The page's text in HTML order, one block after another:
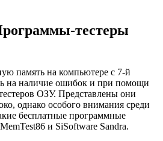
тестеры
память на компьютере с 7-й
на наличие ошибок и при помощи
ОЗУ. Представлены они
однако особого внимания среди
бесплатные программные
и SiSoftware Sandra.